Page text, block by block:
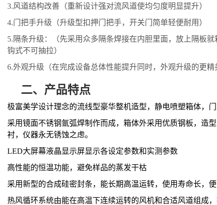
3.风道结构改善（重新设计强对流风道使均匀度明显提升）
4.门把手升级（升级型扣押门把手，开关门简单轻便耐用）
5. 隔条升级：（先采用众多隔条焊接在内胆里面，放上隔板
钩式不可抽拉）
6.外观升级（在完成设备总体性能提升同时，外观升级的更精
二、 产品特点
极富美学设计理念的流线型豪华整机造型，静电喷塑箱体，
采用镜面不锈钢氩弧焊制作而成，箱体外采用优质钢板，造
衬，仪器永无锈蚀之虑。
LED大屏幕液晶显示屏显示各设定参数和实测参数
高性能的恒温功能，避免样品的蒸发干枯
采用新型的合成硅密封条，能长期高温运转，使用寿命长，
热风循环系统由能在高温下连续运转的风机和合适风道组成